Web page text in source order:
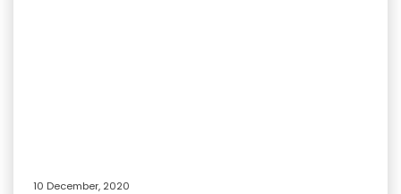
10 December, 2020